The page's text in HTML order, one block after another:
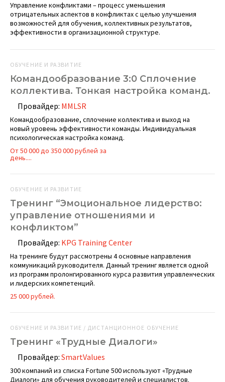
Управление конфликтами – процесс уменьшения
отрицательных аспектов в конфликтах с целью улучшения
возможностей для обучения, коллективных результатов,
эффективности в организационной структуре.
ОБУЧЕНИЕ И РАЗВИТИЕ
Командообразование 3:0 Сплочение
коллектива. Тонкая настройка команд.
Провайдер: MMLSR
Командообразование, сплочение коллектива и выход на
новый уровень эффективности команды. Индивидуальная
психологическая настройка команд.
От 50 000 до 350 000 рублей за
день....
ОБУЧЕНИЕ И РАЗВИТИЕ
Тренинг “Эмоциональное лидерство:
управление отношениями и
конфликтом”
Провайдер: KPG Training Center
На тренинге будут рассмотрены 4 основные направления
коммуникаций руководителя. Данный тренинг является одной
из программ пролонгированного курса развития управленческих
и лидерских компетенций.
25 000 рублей.
ОБУЧЕНИЕ И РАЗВИТИЕ / ДИСТАНЦИОННОЕ ОБУЧЕНИЕ
Тренинг «Трудные Диалоги»
Провайдер: SmartValues
300 компаний из списка Fortune 500 используют «Трудные
Диалоги» для обучения руководителей и специалистов.